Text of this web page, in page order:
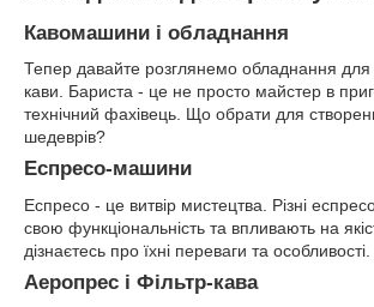
Кавомашини і обладнання
Тепер давайте розглянемо обладнання для
кави. Бариста - це не просто майстер в
технічний фахівець. Що обрати для
шедеврів?
Еспресо-машини
Еспресо - це витвір мистецтва. Різні
свою функціональність та впливають на
дізнаєтесь про їхні переваги та особливості.
Аеропрес і Фільтр-кава